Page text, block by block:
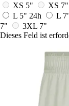
XS 5"
XS 7"
L 5" 24h L
7"
3XL 7"
Dieses Feld ist